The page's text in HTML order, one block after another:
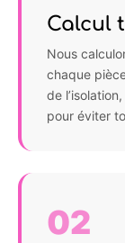
Calcul
Nous
chaque
de
pour éviter
02